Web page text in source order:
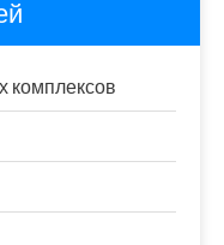
комплексов